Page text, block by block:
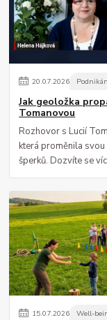
20.07.2026
Jak geoložka
Tomanovou
Rozhovor s Lucií
která proměnila
šperků. Dozvíte se
15.07.2026 Well-